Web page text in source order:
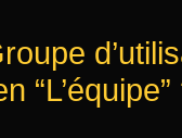
“L’équipe”